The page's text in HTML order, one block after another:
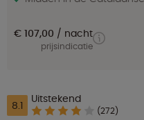
€ 107,00 nacht
prijsindicatie
8.1 Uitstekend
(272)